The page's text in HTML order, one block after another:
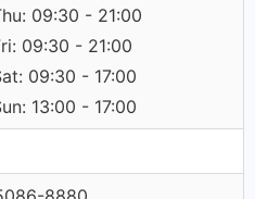
09:30 - 21:00
09:30 - 21:00
09:30 - 17:00
13:00 - 17:00